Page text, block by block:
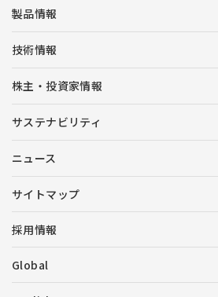
製品情報
技術情報
株主・投資家情報
サステナビリティ
ニュース
サイトマップ
採用情報
Global